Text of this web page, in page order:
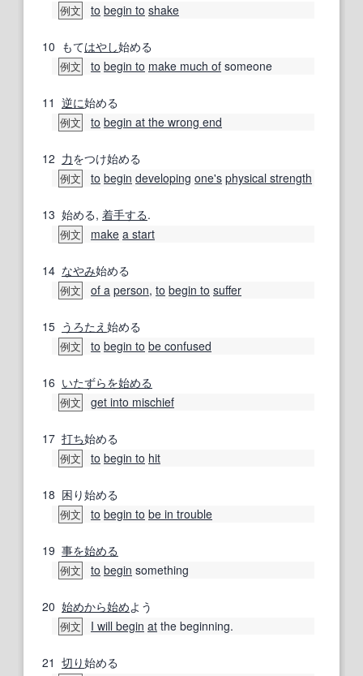
例文 to begin to shake
10 もてはやし始める
例文 to begin to make much of someone
11 逆に始める
例文 to begin at the wrong end
12 力をつけ始める
例文 to begin developing one's physical strength
13 始める, 着手する.
例文 make a start
14 なやみ始める
例文 of a person, to begin to suffer
15 うろたえ 始める
例文 to begin to be confused
16 いたずらを始める
例文 get into mischief
17 打ち始める
例文 to begin to hit
18 困り始める
例文 to begin to be in trouble
19 事を始める
例文 to begin something
20 始めから始めよう
例文 I will begin at the beginning.
21 切り始める